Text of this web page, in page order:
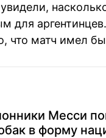
для
что матч имел
Месси
в форму